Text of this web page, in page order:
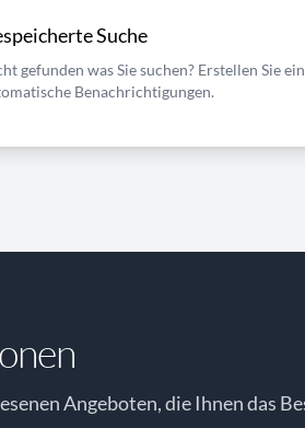
Suche
gefunden was Sie suchen? Erstellen Sie
Benachrichtigungen.
Angeboten, die Ihnen das